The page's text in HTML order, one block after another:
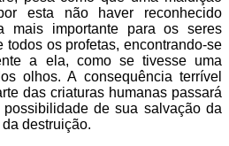
esta não haver reconhecido
mais importante para os seres
todos os profetas, encontrando-se
a ela, como se tivesse uma
olhos. A consequência terrível
das criaturas humanas passará
de sua salvação da
destruição.